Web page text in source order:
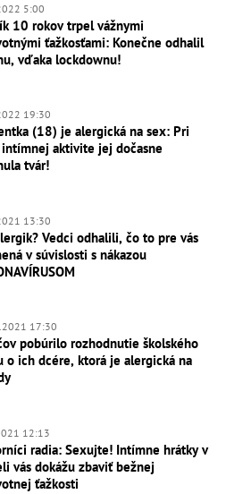
5:00
10 rokov trpel vážnymi
ťažkosťami: Konečne odhalil
vďaka lockdownu!
19:30
(18) je alergická na sex: Pri
aktivite jej dočasne
tvár!
13:30
Vedci odhalili, čo to pre vás
v súvislosti s nákazou
17:30
pobúrilo rozhodnutie školského
o ich dcére, ktorá je alergická na
12:13
radia: Sexujte! Intímne hrátky v
vás dokážu zbaviť bežnej
ťažkosti